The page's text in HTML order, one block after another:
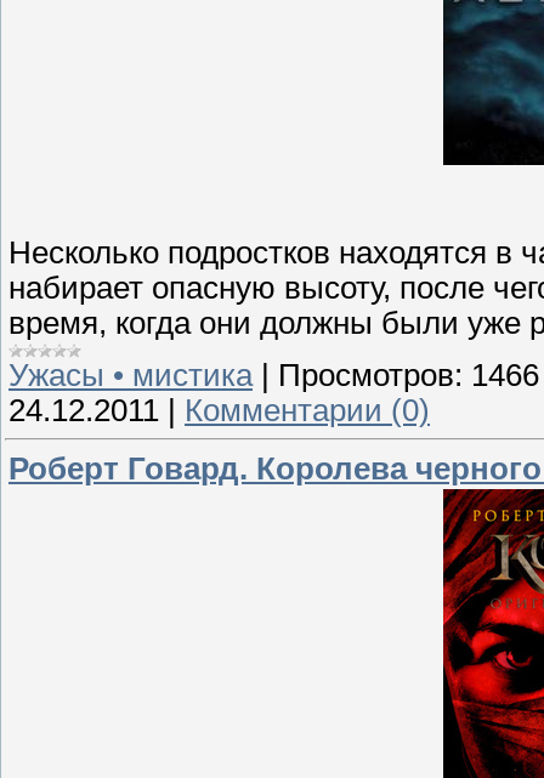
Несколько подростков находятся
набирает опасную высоту, после
время, когда они должны были уже
Ужасы • мистика| Просмотров: 1466
24.12.2011
Комментарии (0)
Роберт Говард. Королева